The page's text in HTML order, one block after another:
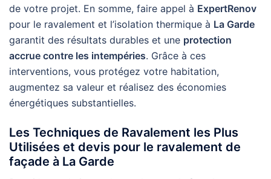
de votre projet. En somme, faire appel à ExpertRenov
pour le ravalement et l’isolation thermique à La Garde
garantit des résultats durables et une protection
accrue contre les intempéries. Grâce à ces
interventions, vous protégez votre habitation,
augmentez sa valeur et réalisez des économies
énergétiques substantielles.
Les Techniques de Ravalement les Plus
Utilisées et devis pour le ravalement de
façade à La Garde